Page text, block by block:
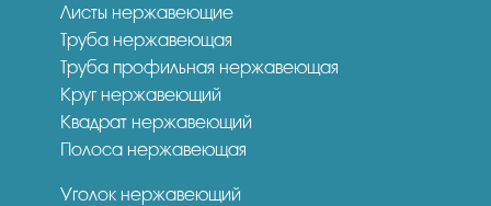
Листы нержавеющие
Труба нержавеющая
Труба профильная нержавеющая
Круг нержавеющий
Квадрат нержавеющий
Полоса нержавеющая
Уголок нержавеющий